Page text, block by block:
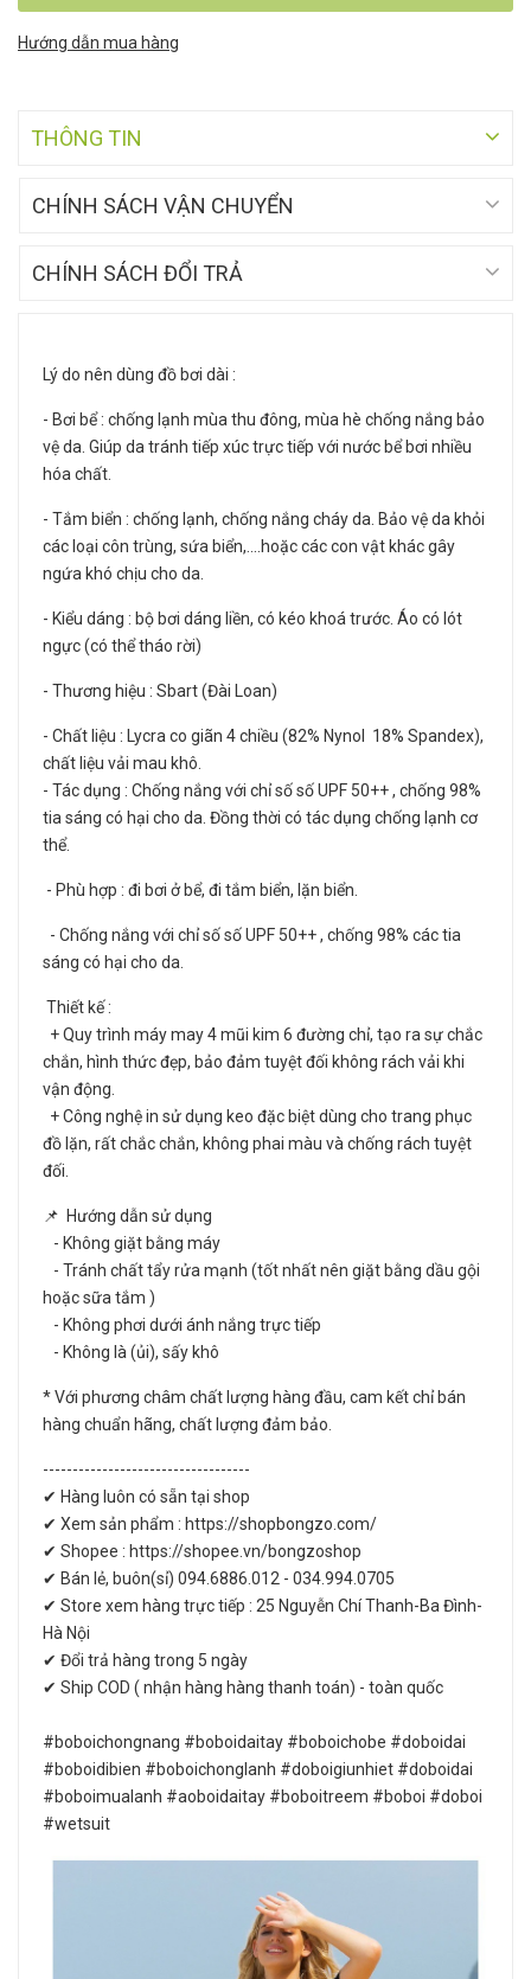
Hướng dẫn mua hàng
THÔNG TIN
CHÍNH SÁCH VẬN CHUYỂN
CHÍNH SÁCH ĐỔI TRẢ
Lý do nên dùng đồ bơi dài :
- Bơi bể : chống lạnh mùa thu đông, mùa hè chống nắng bảo
vệ da. Giúp da tránh tiếp xúc trực tiếp với nước bể bơi nhiều
hóa chất.
- Tắm biển : chống lạnh, chống nắng cháy da. Bảo vệ da khỏi
các loại côn trùng, sứa biển,....hoặc các con vật khác gây
ngứa khó chịu cho da.
- Kiểu dáng : bộ bơi dáng liền, có kéo khoá trước. Áo có lót
ngực (có thể tháo rời)
- Thương hiệu : Sbart (Đài Loan)
- Chất liệu : Lycra co giãn 4 chiều (82% Nynol 18% Spandex),
chất liệu vải mau khô.
- Tác dụng : Chống nắng với chỉ số số UPF 50++ , chống 98%
tia sáng có hại cho da. Đồng thời có tác dụng chống lạnh cơ
thể.
- Phù hợp : đi bơi ở bể, đi tắm biển, lặn biển.
- Chống nắng với chỉ số số UPF 50++ , chống 98% các tia
sáng có hại cho da.
Thiết kế :
+ Quy trình máy may 4 mũi kim 6 đường chỉ, tạo ra sự chắc
chắn, hình thức đẹp, bảo đảm tuyệt đối không rách vải khi
vận động.
+ Công nghệ in sử dụng keo đặc biệt dùng cho trang phục
đồ lặn, rất chắc chắn, không phai màu và chống rách tuyệt
đối.
📌 Hướng dẫn sử dụng
- Không giặt bằng máy
- Tránh chất tẩy rửa mạnh (tốt nhất nên giặt bằng dầu gội
hoặc sữa tắm )
- Không phơi dưới ánh nắng trực tiếp
- Không là (ủi), sấy khô
* Với phương châm chất lượng hàng đầu, cam kết chỉ bán
hàng chuẩn hãng, chất lượng đảm bảo.
-----------------------------------
✔ Hàng luôn có sẵn tại shop
✔ Xem sản phẩm : https://shopbongzo.com/
✔ Shopee : https://shopee.vn/bongzoshop
✔ Bán lẻ, buôn(sỉ) 094.6886.012 - 034.994.0705
✔ Store xem hàng trực tiếp : 25 Nguyễn Chí Thanh-Ba Đình-
Hà Nội
✔ Đổi trả hàng trong 5 ngày
✔ Ship COD ( nhận hàng hàng thanh toán) - toàn quốc
#boboichongnang #boboidaitay #boboichobe #doboidai
#boboidibien #boboichonglanh #doboigiunhiet #doboidai
#boboimualanh #aoboidaitay #boboitreem #boboi #doboi
#wetsuit